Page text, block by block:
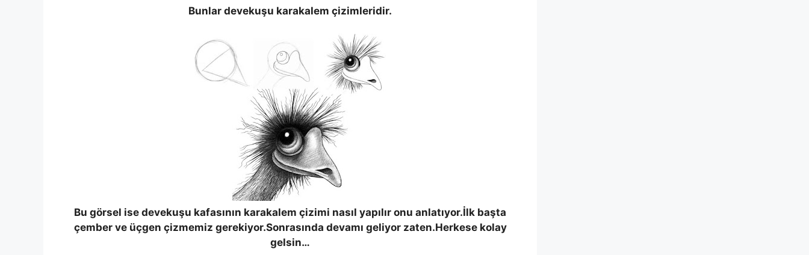
Bunlar devekuşu karakalem çizimleridir.
Bu görsel ise devekuşu kafasının karakalem çizimi nasıl yapılır onu anlatıyor.İlk başta
çember ve üçgen çizmemiz gerekiyor.Sonrasında devamı geliyor zaten.Herkese kolay
gelsin…